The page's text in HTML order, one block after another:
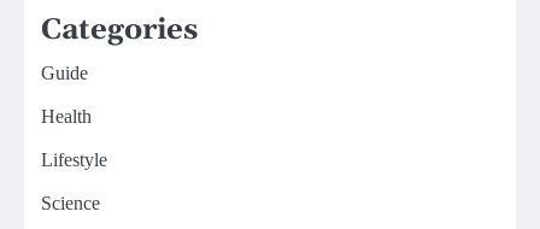
Categories
Guide
Health
Lifestyle
Science